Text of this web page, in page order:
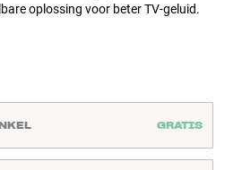
oplossing voor beter TV-geluid.
GRATIS